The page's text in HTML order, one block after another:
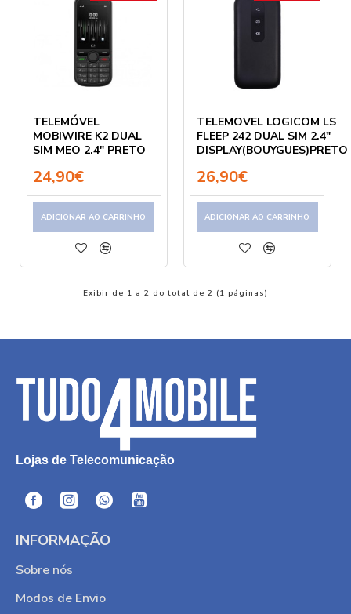
TELEMÓVEL
MOBIWIRE K2 DUAL
SIM MEO 2.4" PRETO
24,90€
ADICIONAR AO CARRINHO
TELEMOVEL LOGICOM LS
FLEEP 242 DUAL SIM 2.4"
DISPLAY(BOUYGUES)PRETO
26,90€
ADICIONAR AO CARRINHO
Exibir de 1 a 2 do total de 2 (1 páginas)
Lojas de Telecomunicação
INFORMAÇÃO
Sobre nós
Modos de Envio